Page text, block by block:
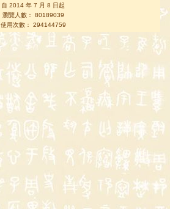
自 2014 年 7 月 8 日起
瀏覽人數： 80189039
使用次數： 294144759